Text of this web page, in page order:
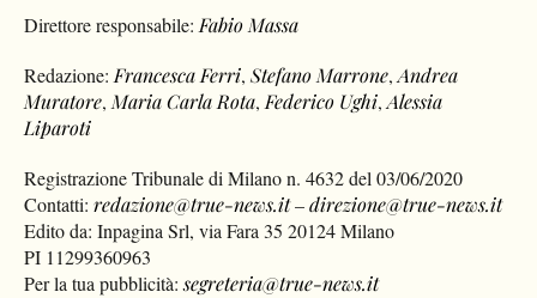
Direttore responsabile: Fabio Massa
Redazione: Francesca Ferri,Stefano Marrone,Andrea
Muratore, Maria Carla Rota, Federico Ughi,Alessia
Liparoti
Registrazione Tribunale di Milano n. 4632 del 03/06/2020
Contatti:redazione@true-news.it–direzione@true-news.it
Edito da: Inpagina Srl, via Fara 35 20124 Milano
PI 11299360963
Per la tua pubblicità:segreteria@true-news.it